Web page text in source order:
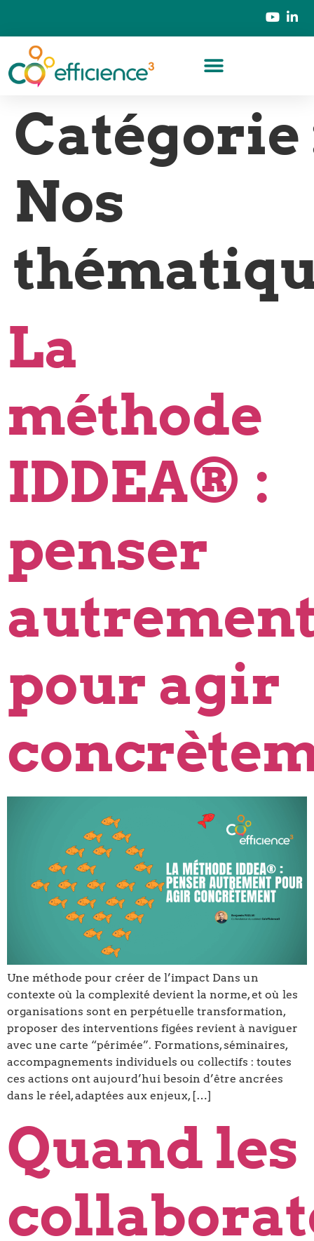
Catégorie
Nos
La
méthode
IDDEA® :
penser
pour agir
Une méthode pour créer de l’impact Dans un
contexte où la complexité devient la norme, et où les
organisations sont en perpétuelle transformation,
proposer des interventions figées revient à naviguer
avec une carte “périmée”. Formations, séminaires,
accompagnements individuels ou collectifs : toutes
ces actions ont aujourd’hui besoin d’être ancrées
dans le réel, adaptées aux enjeux, […]
Quand les